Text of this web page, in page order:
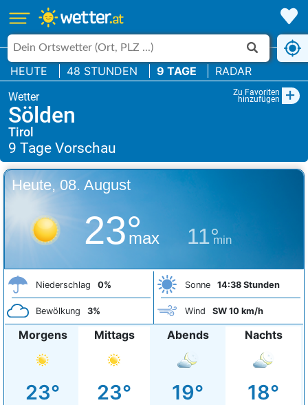
HEUTE 48 STUNDEN 9 TAGE RADAR
Zu Favoriten
hinzufügen +
Sölden
Tirol
Heute, 08. August
23°
max 11°
min
Niederschlag 0%
Bewölkung 3%
Sonne 14:38 Stunden
Wind SW 10 km/h
Morgens
23°
Mittags
23°
Abends
19°
Nachts
18°